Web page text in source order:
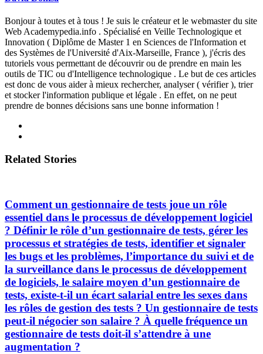
Bonjour à toutes et à tous ! Je suis le créateur et le webmaster du site
Web Academypedia.info . Spécialisé en Veille Technologique et
Innovation ( Diplôme de Master 1 en Sciences de l'Information et
des Systèmes de l'Université d'Aix-Marseille, France ), j'écris des
tutoriels vous permettant de découvrir ou de prendre en main les
outils de TIC ou d'Intelligence technologique . Le but de ces articles
est donc de vous aider à mieux rechercher, analyser ( vérifier ), trier
et stocker l'information publique et légale . En effet, on ne peut
prendre de bonnes décisions sans une bonne information !
Related Stories
Comment un gestionnaire de tests joue un rôle
essentiel dans le processus de développement logiciel
? Définir le rôle d’un gestionnaire de tests, gérer les
processus et stratégies de tests, identifier et signaler
les bugs et les problèmes, l’importance du suivi et de
la surveillance dans le processus de développement
de logiciels, le salaire moyen d’un gestionnaire de
tests, existe-t-il un écart salarial entre les sexes dans
les rôles de gestion des tests ? Un gestionnaire de tests
peut-il négocier son salaire ? À quelle fréquence un
gestionnaire de tests doit-il s’attendre à une
augmentation ?